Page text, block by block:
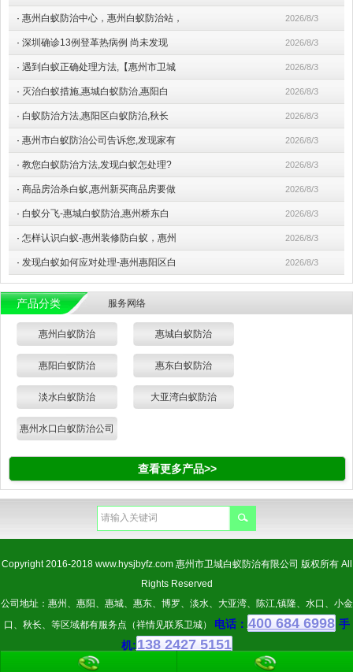
· 惠州白蚁防治中心，惠州白蚁防治站， 2026/8/3
· 深圳确诊13例登革热病例 尚未发现 2026/8/3
· 遇到白蚁正确处理方法,【惠州市卫城 2026/8/3
· 灭治白蚁措施,惠城白蚁防治,惠阳白 2026/8/3
· 白蚁防治方法,惠阳区白蚁防治,秋长 2026/8/3
· 惠州市白蚁防治公司告诉您,发现家有 2026/8/3
· 教您白蚁防治方法,发现白蚁怎处理? 2026/8/3
· 商品房治杀白蚁,惠州新买商品房要做 2026/8/3
· 白蚁分飞-惠城白蚁防治,惠州桥东白 2026/8/3
· 怎样认识白蚁-惠州装修防白蚁，惠州 2026/8/3
· 发现白蚁如何应对处理-惠州惠阳区白 2026/8/3
产品分类 服务网络
惠州白蚁防治 惠城白蚁防治
惠阳白蚁防治 惠东白蚁防治
淡水白蚁防治 大亚湾白蚁防治
惠州水口白蚁防治公司
查看更多产品>>
Copyright 2016-2018 www.hysjbyfz.com惠州市卫城白蚁防治有限公司 版权所有 All
Rights Reserved
公司地址：惠州、惠阳、惠城、惠东、博罗、淡水、大亚湾、陈江,镇隆、水口、小金
口、秋长、等区域都有服务点（祥情见联系卫城）
电话： 400 684 6998 手
机:138 2427 5151